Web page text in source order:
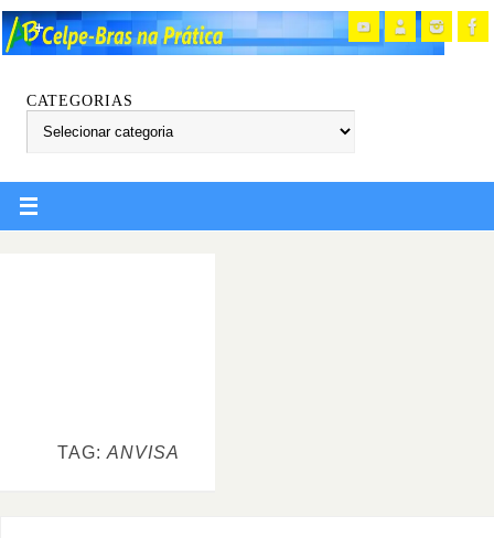
CATEGORIAS
TAG: ANVISA